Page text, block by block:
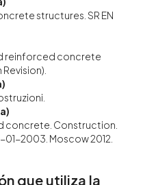
structures. SR EN
reinforced concrete
concrete. Construction.
2003. Moscow 2012.
que utiliza la